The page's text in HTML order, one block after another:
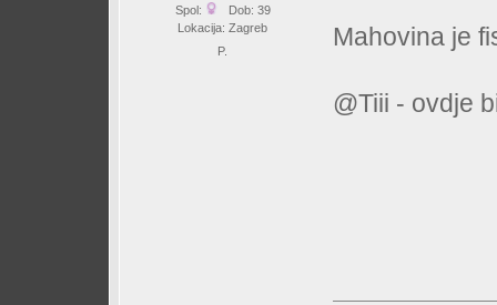
Spol:
Dob: 39
Lokacija: Zagreb
P.
Mahovina je
@Tiii - ovdje